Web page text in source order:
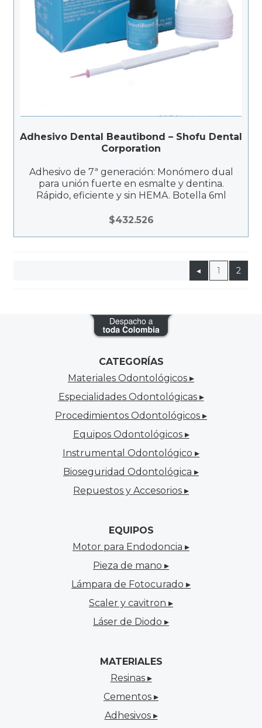
Adhesivo Dental Beautibond – Shofu Dental
Corporation
Adhesivo de 7ª generación: Monómero dual
para unión fuerte en esmalte y dentina.
Rápido, eficiente y sin HEMA. Botella 6ml
$432.526
◂ 1 2
CATEGORÍAS
Materiales Odontológicos ▸
Especialidades Odontológicas ▸
Procedimientos Odontológicos ▸
Equipos Odontológicos ▸
Instrumental Odontológico ▸
Bioseguridad Odontológica ▸
Repuestos y Accesorios ▸
EQUIPOS
Motor para Endodoncia ▸
Pieza de mano ▸
Lámpara de Fotocurado ▸
Scaler y cavitron ▸
Láser de Diodo ▸
MATERIALES
Resinas ▸
Cementos ▸
Adhesivos ▸